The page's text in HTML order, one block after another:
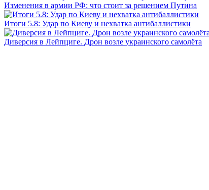
Изменения в армии РФ: что стоит за решением Путина
Итоги 5.8: Удар по Киеву и нехватка антибаллистики
Диверсия в Лейпциге. Дрон возле украинского самолёта